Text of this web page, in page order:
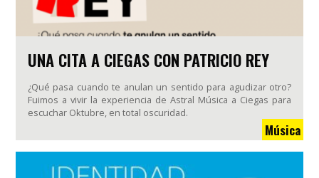
UNA CITA A CIEGAS CON PATRICIO REY
¿Qué pasa cuando te anulan un sentido para agudizar otro?
Fuimos a vivir la experiencia de Astral Música a Ciegas para
escuchar Oktubre, en total oscuridad.
Música